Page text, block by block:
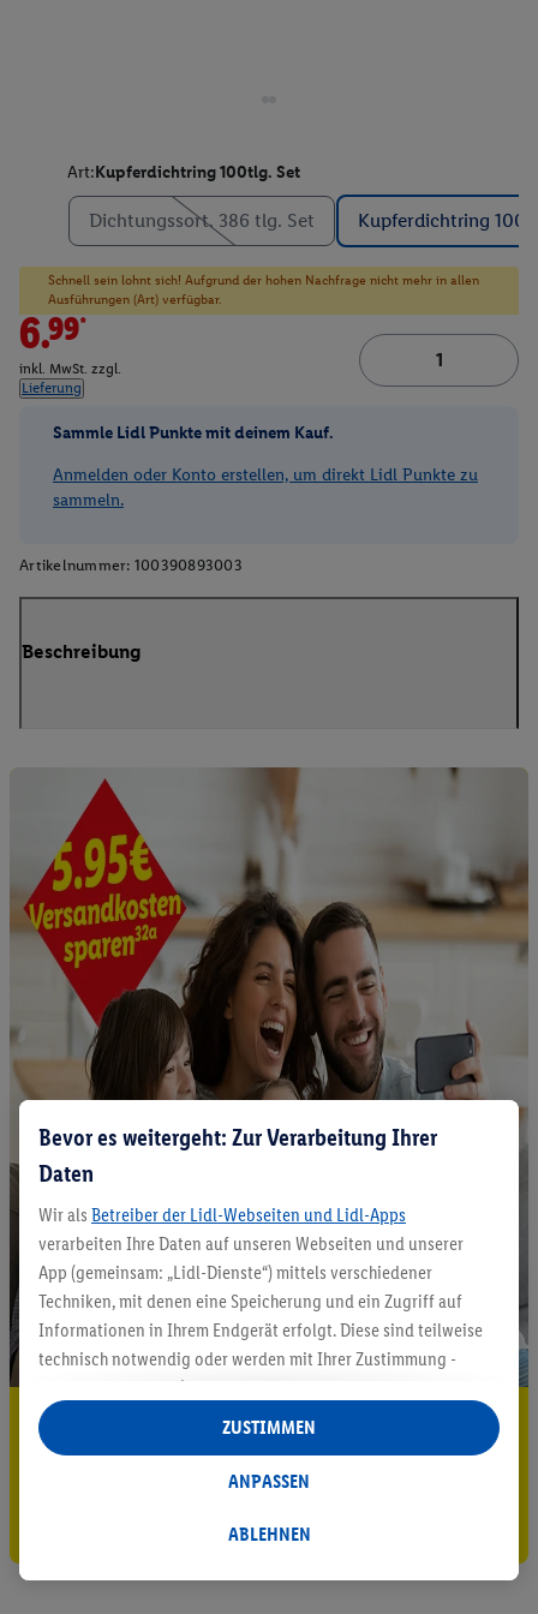
Art:Kupferdichtring 100tlg. Set
Dichtungssort. 386 tlg. Set Kupferdichtring
Schnell sein lohnt sich! Aufgrund der hohen Nachfrage nicht mehr in allen
Ausführungen (Art) verfügbar.
6.99*
inkl. MwSt. zzgl.
Lieferung
Sammle Lidl Punkte mit deinem Kauf.
Anmelden oder Konto erstellen, um direkt Lidl Punkte zu
sammeln.
Artikelnummer: 100390893003
Beschreibung
5.95 € Versand sparen³²ᵃ
Jetzt zum Newsletter anmelden
Bevor es weitergeht: Zur Verarbeitung Ihrer
Daten
Wir als Betreiber der Lidl-Webseiten und Lidl-Apps
verarbeiten Ihre Daten auf unseren Webseiten und unserer
App (gemeinsam: „Lidl-Dienste“) mittels verschiedener
Techniken, mit denen eine Speicherung und ein Zugriff auf
Informationen in Ihrem Endgerät erfolgt. Diese sind teilweise
technisch notwendig oder werden mit Ihrer Zustimmung -
auch durch Partner (u.a.
Verantwortliche; im Zusammenhang mit dem IAB TCF
insgesamt
Statistik-Erstellung oder für personalisierte Werbung
Datenverarbeitungen für personalisierte Werbung werden
ABLEHNEN
ANPASSEN
ZUSTIMMEN